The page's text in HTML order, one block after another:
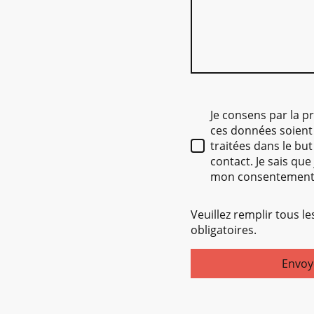
Je consens par la
ces données
traitées dans le
contact. Je sais
mon
Veuillez remplir tous
obligatoires.